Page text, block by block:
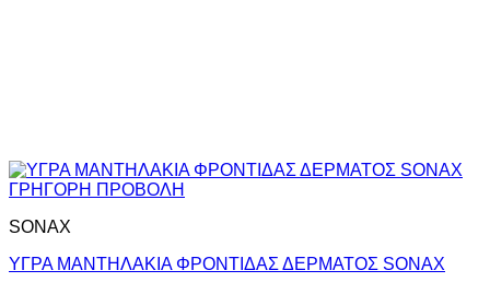
ΓΡΗΓΟΡΗ ΠΡΟΒΟΛΗ
SONAX
ΥΓΡΑ ΜΑΝΤΗΛΑΚΙΑ ΦΡΟΝΤΙΔΑΣ ΔΕΡΜΑΤΟΣ SONAX